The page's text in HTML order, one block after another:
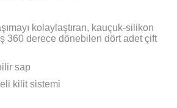
kolaylaştıran, kauçuk-silikon
360 derece dönebilen dört adet çift
sap
kilit sistemi